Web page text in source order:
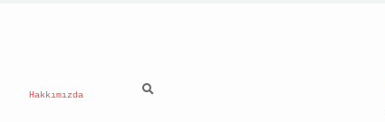
Hakkımızda